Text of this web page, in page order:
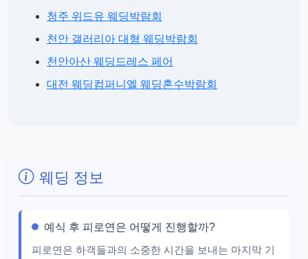
청주 위드유 웨딩박람회
천안 갤러리아 대형 웨딩박람회
천안아산 웨딩드레스 페어
대전 웨딩컴퍼니엘 웨딩혼수박람회
웨딩 정보
예식 후 피로연은 어떻게 진행할까?
피로연은 하객들과의 소중한 시간을 보내는 마지막 기